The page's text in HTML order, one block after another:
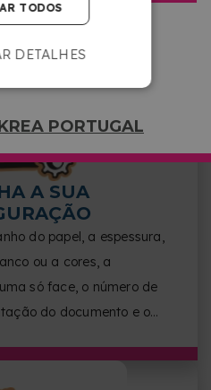
PORTUGAL
A SUA
do papel, a espessura,
ou a cores, a
só face, o número de
do documento e o
TODOS
DETALHES